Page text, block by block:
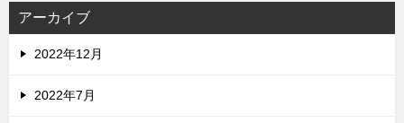
アーカイブ
2022年12月
2022年7月